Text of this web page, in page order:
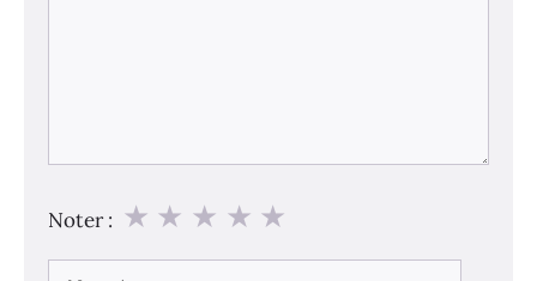
Noter : ★
★
★
★
★